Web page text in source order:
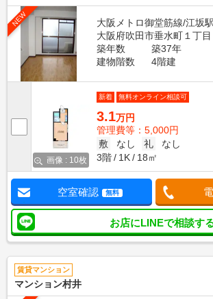
NEW
大阪メトロ御堂筋線/江坂
大阪府吹田市垂水町１丁目
築年数
築37年
建物階数
4階建
画像 : 10枚
新着 無料オンライン相談可
3.1万円
管理費等：5,000円
敷
なし 礼
なし
3階
1K 18㎡
空室確認 無料
お店にLINEで相談す
賃貸マンション
マンション村井